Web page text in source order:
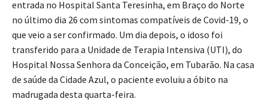
entrada no Hospital Santa Teresinha, em Braço do Norte
no último dia 26 com sintomas compatíveis de Covid-19, o
que veio a ser confirmado. Um dia depois, o idoso foi
transferido para a Unidade de Terapia Intensiva (UTI), do
Hospital Nossa Senhora da Conceição, em Tubarão. Na casa
de saúde da Cidade Azul, o paciente evoluiu a óbito na
madrugada desta quarta-feira.